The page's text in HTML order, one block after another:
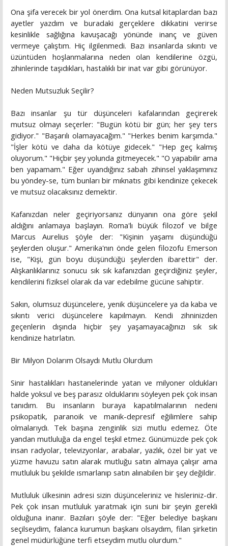
Ona şifa verecek bir yol önerdim. Ona kutsal kitaplardan bazı
ayetler yazdım ve buradaki gerçeklere dikkatini verirse
kesinlikle sağlığına kavuşacağı yönünde inanç ve güven
vermeye çalıştım. Hiç ilgilenmedi. Bazı insanlarda sıkıntı ve
üzüntüden hoşlanmalarına neden olan kendilerine özgü,
zihinlerinde taşıdıkları, hastalıklı bir inat var gibi görünüyor.
Neden Mutsuzluk Seçilir?
Bazı insanlar şu tür düşünceleri kafalarından geçirerek
mutsuz olmayı seçerler: "Bugün kötü bir gün; her şey ters
gidiyor." "Başarılı olamayacağım." "Herkes benim karşımda."
"İşler kötü ve daha da kötüye gidecek." "Hep geç kalmış
oluyorum." "Hiçbir şey yolunda gitmeyecek." "O yapabilir ama
ben yapamam." Eğer uyandığınız sabah zihinsel yaklaşımınız
bu yöndey-se, tüm bunları bir mıknatıs gibi kendinize çekecek
ve mutsuz olacaksınız demektir.
Kafanızdan neler geçiriyorsanız dünyanın ona göre şekil
aldığını anlamaya başlayın. Roma'lı büyük filozof ve bilge
Marcus Aurelius şöyle der: "Kişinin yaşamı düşündüğü
şeylerden oluşur." Amerika'nın önde gelen filozofu Emerson
ise, "Kişi, gün boyu düşündüğü şeylerden ibarettir" der.
Alışkanlıklarınız sonucu sık sık kafanızdan geçirdiğiniz şeyler,
kendilerini fiziksel olarak da var edebilme gücüne sahiptir.
Sakın, olumsuz düşüncelere, yenik düşüncelere ya da kaba ve
sıkıntı verici düşüncelere kapılmayın. Kendi zihninizden
geçenlerin dışında hiçbir şey yaşamayacağınızı sık sık
kendinize hatırlatın.
Bir Milyon Dolarım Olsaydı Mutlu Olurdum
Sinir hastalıkları hastanelerinde yatan ve milyoner oldukları
halde yoksul ve beş parasız olduklarını söyleyen pek çok insan
tanıdım. Bu insanların buraya kapatılmalarının nedeni
psikopatik, paranoik ve manik-depresif eğilimlere sahip
olmalarıydı. Tek başına zenginlik sizi mutlu edemez. Öte
yandan mutluluğa da engel teşkil etmez. Günümüzde pek çok
insan radyolar, televizyonlar, arabalar, yazlık, özel bir yat ve
yüzme havuzu satın alarak mutluğu satın almaya çalışır ama
mutluluk bu şekilde ısmarlanıp satın alınabilen bir şey değildir.
Mutluluk ülkesinin adresi sizin düşünceleriniz ve hisleriniz-dir.
Pek çok insan mutluluk yaratmak için suni bir şeyin gerekli
olduğuna inanır. Bazıları şöyle der: "Eğer belediye başkanı
seçilseydim, falanca kurumun başkanı olsaydım, filan şirketin
genel müdürlüğüne terfi etseydim mutlu olurdum."